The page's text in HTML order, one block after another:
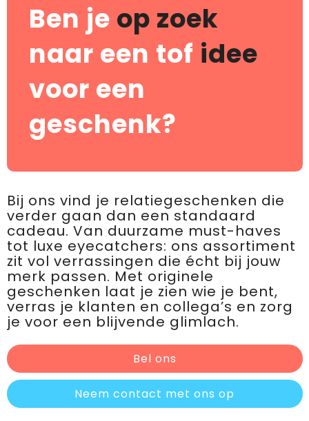
Ben je op zoek
naar een tof idee
voor een
geschenk?
Bij ons vind je relatiegeschenken die
verder gaan dan een standaard
cadeau. Van duurzame must-haves
tot luxe eyecatchers: ons assortiment
zit vol verrassingen die écht bij jouw
merk passen. Met originele
geschenken laat je zien wie je bent,
verras je klanten en collega’s en zorg
je voor een blijvende glimlach.
Bel ons
Neem contact met ons op